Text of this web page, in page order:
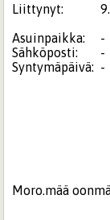
Liittynyt:
Asuinpaikka:
-
Sähköposti:
-
Syntymäpäivä: -
Moro.mää